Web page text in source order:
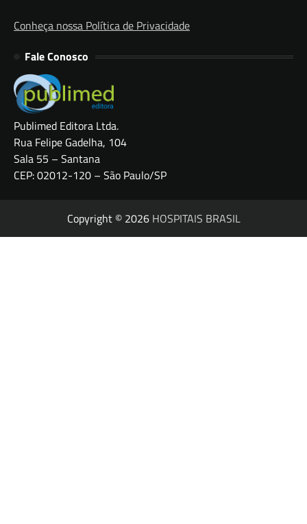
Conheça nossa Política de Privacidade
Fale Conosco
Publimed Editora Ltda.
Rua Felipe Gadelha, 104
Sala 55 – Santana
CEP: 02012-120 – São Paulo/SP
Copyright © 2026 HOSPITAIS BRASIL